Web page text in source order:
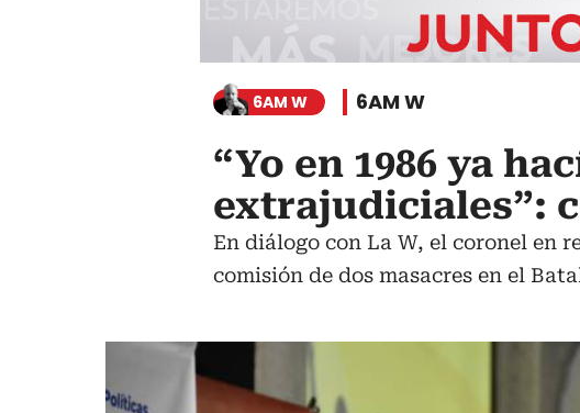
6AM W 6AM W
“Yo en 1986 ya
extrajudiciales”:
En diálogo con La W, el coronel en
comisión de dos masacres en el